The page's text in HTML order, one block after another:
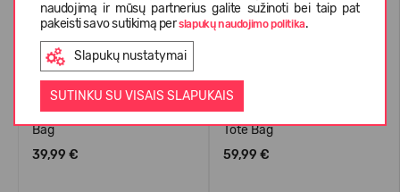
naudojimą ir mūsų partnerius galite sužinoti bei taip pat
pakeisti savo sutikimą perslapukų naudojimo politika.
Slapukų nustatymai
SUTINKU SU VISAIS SLAPUKAIS
Crocs™ Classic Small Tote
Bag
39,99 €
Crocs™ Classic Medium
Tote Bag
59,99 €